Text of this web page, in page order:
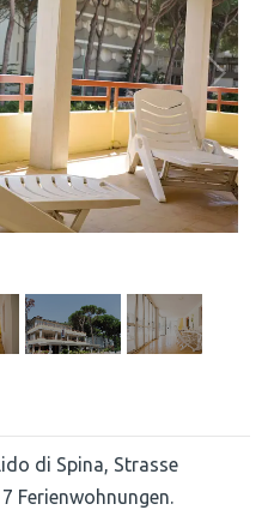
di Spina, Strasse
Ferienwohnungen.